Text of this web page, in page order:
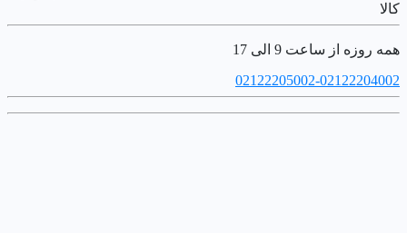
کالا
همه روزه از ساعت 9 الی 17
02122205002-02122204002